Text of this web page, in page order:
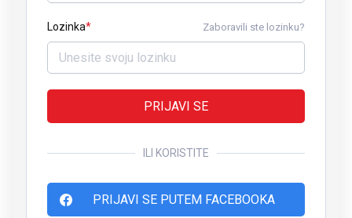
Lozinka Zaboravili ste lozinku?
PRIJAVI SE
ILI KORISTITE
PRIJAVI SE PUTEM FACEBOOKA